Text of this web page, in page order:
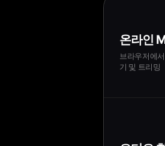
온라인
브라우저에
기 및 트리밍